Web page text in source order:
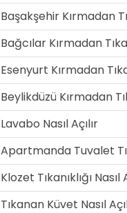
Başakşehir Kırmadan
Bağcılar Kırmadan
Esenyurt Kırmadan
Beylikdüzü Kırmadan
Lavabo Nasıl Açılır
Apartmanda Tuvalet
Klozet Tıkanıklığı Nasıl
Tıkanan Küvet Nasıl